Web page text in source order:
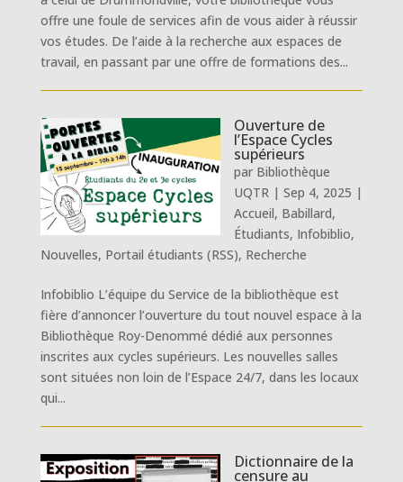
offre une foule de services afin de vous aider à réussir
vos études. De l’aide à la recherche aux espaces de
travail, en passant par une offre de formations des...
Ouverture de
l’Espace Cycles
supérieurs
par Bibliothèque
UQTR| Sep 4, 2025 |
Accueil, Babillard,
Étudiants, Infobiblio,
Nouvelles, Portail étudiants (RSS), Recherche
Infobiblio L’équipe du Service de la bibliothèque est
fière d’annoncer l’ouverture du tout nouvel espace à la
Bibliothèque Roy-Denommé dédié aux personnes
inscrites aux cycles supérieurs. Les nouvelles salles
sont situées non loin de l’Espace 24/7, dans les locaux
qui...
Dictionnaire de la
censure au